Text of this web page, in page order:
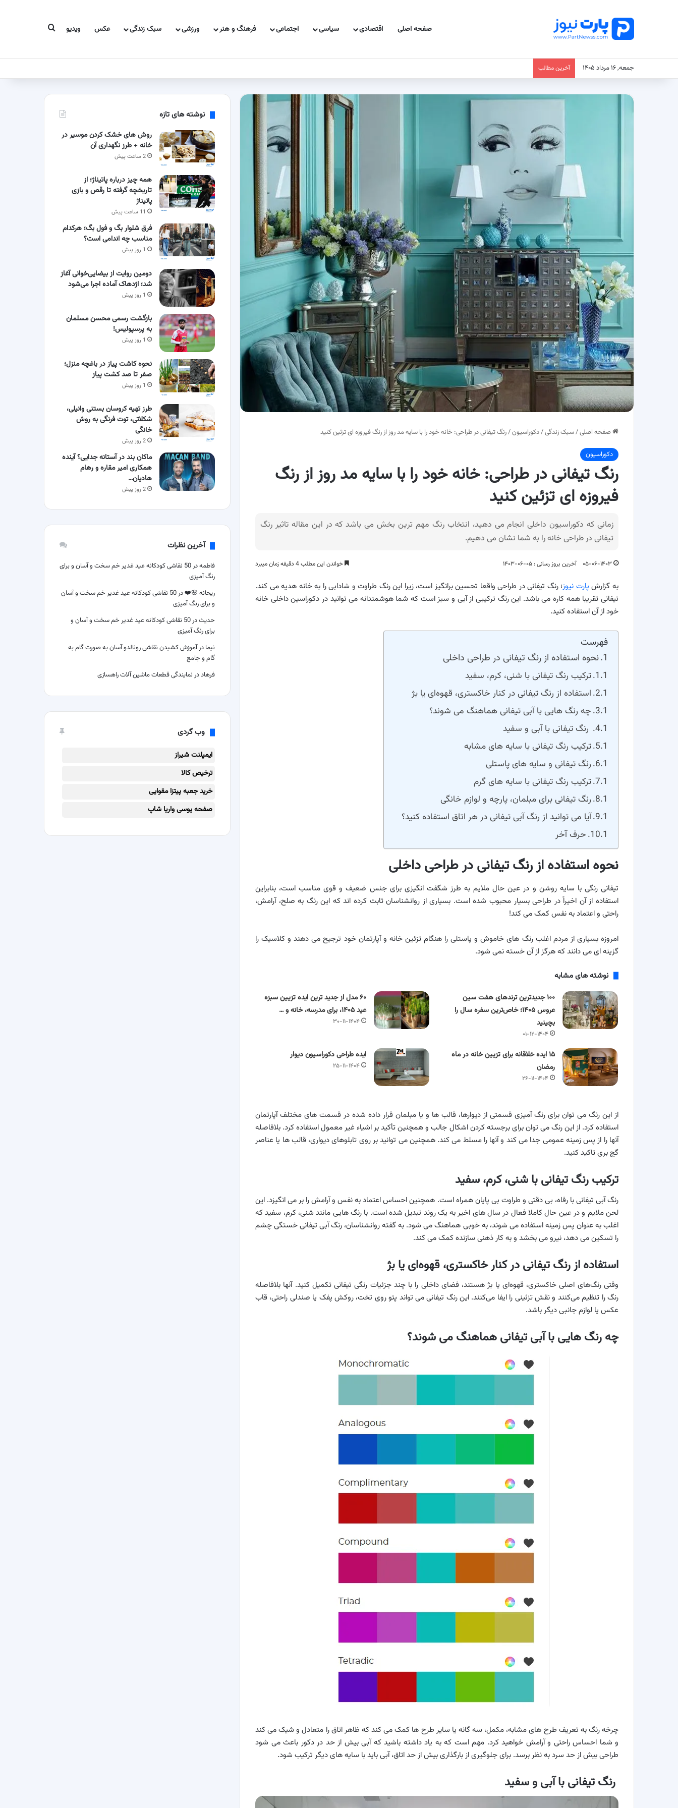
صفحه اصلی اقتصادی سیاسی اجتماعی فرهنگ و هنر ورزشی سبک زندگی عکس ویدیو جستجو برای
جمعه, ۱۶ مرداد ۱۴۰۵ آخرین مطالب
صفحه اصلی/سبک زندگی/دکوراسیون/رنگ تیفانی در طراحی: خانه خود را با سایه مد روز از رنگ فیروزه ای تزئین کنید
دکوراسیون
رنگ تیفانی در طراحی: خانه خود را با سایه مد روز از رنگ
فیروزه ای تزئین کنید
زمانی که دکوراسیون داخلی انجام می دهید، انتخاب رنگ مهم ترین بخش می باشد که در این مقاله تاثیر رنگ
تیفانی در طراحی خانه را به شما نشان می دهیم.
۰۵-۰۶-۱۴۰۳ آخرین بروز رسانی : ۰۵-۰۶-۱۴۰۳ خواندن این مطلب 4 دقیقه زمان میبرد
به گزارش پارت نیوز؛ رنگ تیفانی در طراحی واقعا تحسین برانگیز است، زیرا این رنگ طراوت و شادابی را به خانه هدیه می کند.
تیفانی تقریبا همه کاره می باشد. این رنگ ترکیبی از آبی و سبز است که شما هوشمندانه می توانید در دکوراسین داخلی خانه
خود از آن استفاده کنید.
فهرست
نحوه استفاده از رنگ تیفانی در طراحی داخلی
ترکیب رنگ تیفانی با شنی، کرم، سفید
استفاده از رنگ تیفانی در کنار خاکستری، قهوه‌ای یا بژ
چه رنگ هایی با آبی تیفانی هماهنگ می شوند؟
رنگ تیفانی با آبی و سفید
ترکیب رنگ تیفانی با سایه های مشابه
رنگ تیفانی و سایه های پاستلی
ترکیب رنگ تیفانی با سایه های گرم
رنگ تیفانی برای مبلمان، پارچه و لوازم خانگی
آیا می توانید از رنگ آبی تیفانی در هر اتاق استفاده کنید؟
حرف آخر
نحوه استفاده از رنگ تیفانی در طراحی داخلی
تیفانی رنگی با سایه روشن و در عین حال ملایم به طرز شگفت انگیزی برای جنس ضعیف و قوی مناسب است، بنابراین
استفاده از آن اخیراً در طراحی بسیار محبوب شده است. بسیاری از روانشناسان ثابت کرده اند که این رنگ به صلح، آرامش،
راحتی و اعتماد به نفس کمک می کند!
امروزه بسیاری از مردم اغلب رنگ های خاموش و پاستلی را هنگام تزئین خانه و آپارتمان خود ترجیح می دهند و کلاسیک را
گزینه ای می دانند که هرگز از آن خسته نمی شود.
نوشته های مشابه
۱۰۰ جدیدترین ترندهای هفت سین
عروس ۱۴۰۵؛ خاص‌ترین سفره سال را
بچینید
۰۱-۱۲-۱۴۰۴
۶۰ مدل از جدید ترین ایده تزیین سبزه
عید ۱۴۰۵، برای مدرسه، خانه و …
۳۰-۱۱-۱۴۰۴
۱۵ ایده خلاقانه برای تزیین خانه در ماه
رمضان
۲۶-۱۱-۱۴۰۴
ایده طراحی دکوراسیون دیوار
۲۵-۱۱-۱۴۰۴
از این رنگ می توان برای رنگ آمیزی قسمتی از دیوارها، قالب ها و یا مبلمان قرار داده شده در قسمت های مختلف آپارتمان
استفاده کرد. از این رنگ می توان برای برجسته کردن اشکال جالب و همچنین تأکید بر اشیاء غیر معمول استفاده کرد. بلافاصله
آنها را از پس زمینه عمومی جدا می کند و آنها را مسلط می کند. همچنین می توانید بر روی تابلوهای دیواری، قالب ها یا عناصر
گچ بری تاکید کنید.
ترکیب رنگ تیفانی با شنی، کرم، سفید
رنگ آبی تیفانی با رفاه، بی دقتی و طراوت بی پایان همراه است. همچنین احساس اعتماد به نفس و آرامش را بر می انگیزد. این
لحن ملایم و در عین حال کاملا فعال در سال های اخیر به یک روند تبدیل شده است. با رنگ هایی مانند شنی، کرم، سفید که
اغلب به عنوان پس زمینه استفاده می شوند، به خوبی هماهنگ می شود. به گفته روانشناسان، رنگ آبی تیفانی خستگی چشم
را تسکین می دهد، نیرو می بخشد و به کار ذهنی سازنده کمک می کند.
استفاده از رنگ تیفانی در کنار خاکستری، قهوه‌ای یا بژ
وقتی رنگ‌های اصلی خاکستری، قهوه‌ای یا بژ هستند، فضای داخلی را با چند جزئیات رنگی تیفانی تکمیل کنید. آنها بلافاصله
رنگ را تنظیم می‌کنند و نقش تزئینی را ایفا می‌کنند. این رنگ تیفانی می تواند پتو روی تخت، روکش پفک یا صندلی راحتی، قاب
عکس یا لوازم جانبی دیگر باشد.
چه رنگ هایی با آبی تیفانی هماهنگ می شوند؟
چرخه رنگ به تعریف طرح های مشابه، مکمل، سه گانه یا سایر طرح ها کمک می کند که ظاهر اتاق را متعادل و شیک می کند
و شما احساس راحتی و آرامش خواهید کرد. مهم است که به یاد داشته باشید که آبی بیش از حد در دکور باعث می شود
طراحی بیش از حد سرد به نظر برسد. برای جلوگیری از بارگذاری بیش از حد اتاق، آبی باید با سایه های دیگر ترکیب شود.
رنگ تیفانی با آبی و سفید
نوشته های تازه
روش های خشک کردن موسیر در
خانه + طرز نگهداری آن
2 ساعت پیش
همه چیز درباره پاتیناژ؛ از
تاریخچه گرفته تا رقص و بازی
پاتیناژ
11 ساعت پیش
فرق شلوار بگ و فول بگ؛ هرکدام
مناسب چه اندامی است؟
1 روز پیش
دومین روایت از بیضایی‌خوانی آغاز
شد؛ اژدهاک آماده اجرا می‌شود
1 روز پیش
بازگشت رسمی محسن مسلمان
به پرسپولیس!
1 روز پیش
نحوه کاشت پیاز در باغچه منزل؛
صفر تا صد کشت پیاز
1 روز پیش
طرز تهیه کروسان بستنی وانیلی،
شکلاتی، توت فرنگی به روش
خانگی
2 روز پیش
ماکان بند در آستانه جدایی؟ آینده
همکاری امیر مقاره و رهام
هادیان…
2 روز پیش
آخرین نظرات
فاطمهدر
50 نقاشی کودکانه عید غدیر خم سخت و آسان و برای
رنگ آمیزی
ریحانه 🌸❤️در
50 نقاشی کودکانه عید غدیر خم سخت و آسان
و برای رنگ آمیزی
حدیثدر
50 نقاشی کودکانه عید غدیر خم سخت و آسان و
برای رنگ آمیزی
نیما درآموزش کشیدن نقاشی رونالدو آسان به صورت گام به
گام و جامع
فرهاددر نمایندگی قطعات ماشین آلات راهسازی
وب گردی
ایمپلنت شیراز
ترخیص کالا
خرید جعبه پیتزا مقوایی
صفحه یوسی واریا شاپ